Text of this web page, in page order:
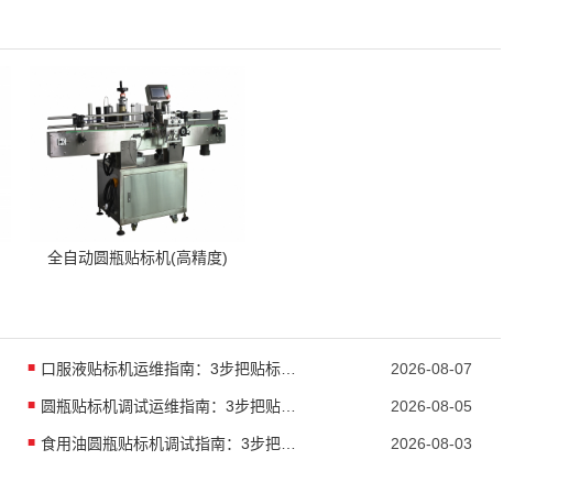
全自动圆瓶贴标机(高精度)
口服液贴标机运维指南：3步把贴标合格率拉到99.9% 2026-08-07
圆瓶贴标机调试运维指南：3步把贴标合格率拉到99.8% 2026-08-05
食用油圆瓶贴标机调试指南：3步把贴标合格率拉到99.8% 2026-08-03